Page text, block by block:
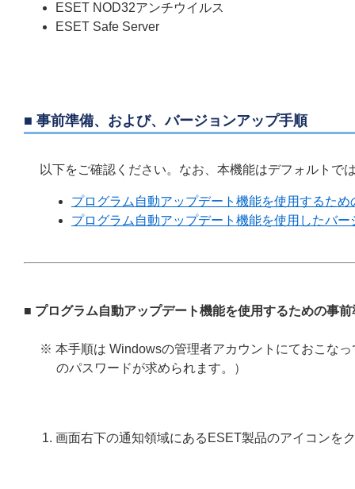
ESET NOD32アンチウイルス
ESET Safe Server
■ 事前準備、および、バージョンアップ手順
以下をご確認ください。なお、本機能はデフォルトで
プログラム自動アップデート機能を使用するため
プログラム自動アップデート機能を使用したバー
■ プログラム自動アップデート機能を使用するための事前
※ 本手順は Windowsの管理者アカウントにておこな
のパスワードが求められます。）
画面右下の通知領域にあるESET製品のアイコンを